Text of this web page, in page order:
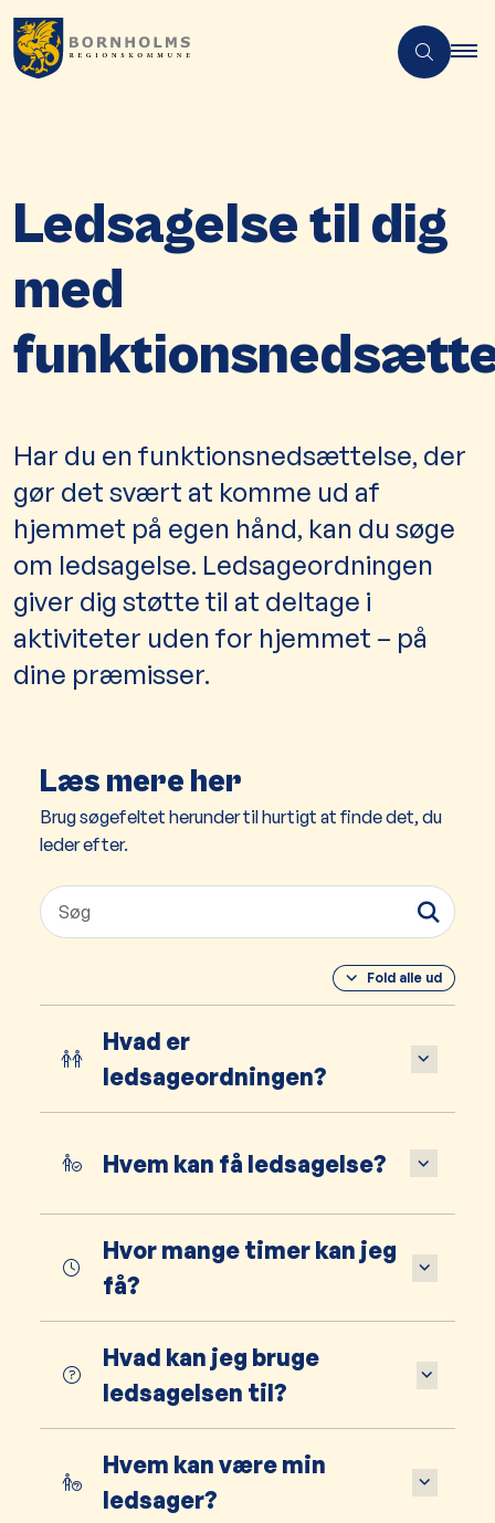
Ledsagelse til dig
med
Har du en funktionsnedsættelse, der
gør det svært at komme ud af
hjemmet på egen hånd, kan du søge
om ledsagelse. Ledsageordningen
giver dig støtte til at deltage i
aktiviteter uden for hjemmet – på
dine præmisser.
Læs mere her
Brug søgefeltet herunder til hurtigt at finde det, du
leder efter.
Fold alle ud
Hvad er
ledsageordningen?
Hvem kan få ledsagelse?
Hvor mange timer kan jeg
få?
Hvad kan jeg bruge
ledsagelsen til?
Hvem kan være min
ledsager?